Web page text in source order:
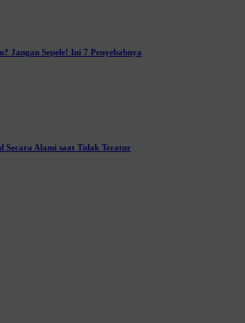
Jangan Sepele! Ini 7 Penyebabnya
Secara Alami saat Tidak Teratur